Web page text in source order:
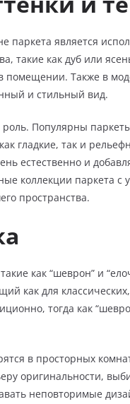
паркета является
такие как дуб или
Также в
и стильный вид.
роль. Популярны
гладкие, так и
естественно и
коллекции паркета с
пространства.
как “шеврон” и
как для
тогда как
в просторных
оригинальности,
неповторимые